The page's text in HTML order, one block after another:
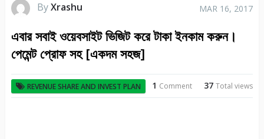
ByXrashu MAR 16, 2017
এবার সবাই ওয়েবসাইট ভিজিট করে টাকা ইনকাম করুন।
পেমেন্ট প্রোফ সহ [একদম সহজ]
REVENUE SHARE AND INVEST PLAN 37Total views
1 Comment